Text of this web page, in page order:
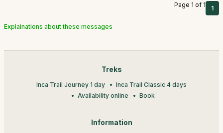
Page 1 of 1 1
Explainations about these messages
Treks
Inca Trail Journey 1 day
Inca Trail Classic 4 days
Availability online
Book
Information